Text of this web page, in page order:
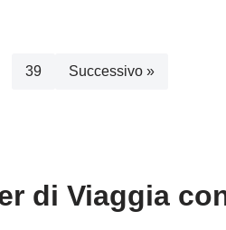
39 Successivo »
di Viaggia